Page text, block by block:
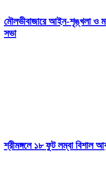
মৌলভীবাজারে আইন-শৃঙ্খলা ও
সভা
শ্রীমঙ্গলে ১৮ ফুট লম্বা বিশাল